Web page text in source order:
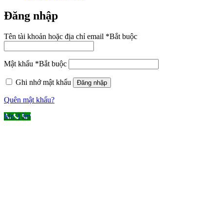
Đăng nhập
Tên tài khoản hoặc địa chỉ email *Bắt buộc
Mật khẩu *Bắt buộc
Ghi nhớ mật khẩu Đăng nhập
Quên mật khẩu?
Mr. Tâm